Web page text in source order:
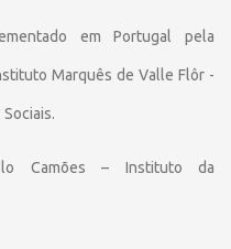
em Portugal pela
Marquês de Valle Flôr -
Camões – Instituto da